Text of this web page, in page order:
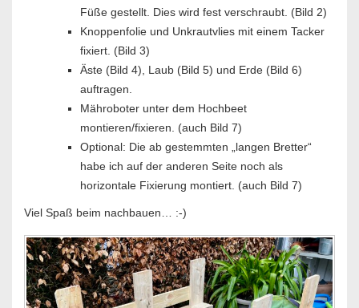
Füße gestellt. Dies wird fest verschraubt. (Bild 2)
Knoppenfolie und Unkrautvlies mit einem Tacker
fixiert. (Bild 3)
Äste (Bild 4), Laub (Bild 5) und Erde (Bild 6)
auftragen.
Mähroboter unter dem Hochbeet
montieren/fixieren. (auch Bild 7)
Optional: Die ab gestemmten „langen Bretter“
habe ich auf der anderen Seite noch als
horizontale Fixierung montiert. (auch Bild 7)
Viel Spaß beim nachbauen… :-)